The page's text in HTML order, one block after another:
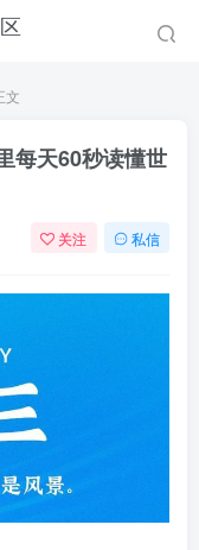
文
每天60秒读懂世
关注 私信